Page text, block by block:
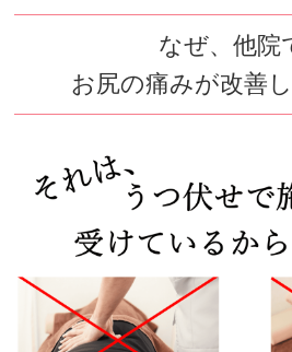
なぜ、他院
お尻の痛みが改善